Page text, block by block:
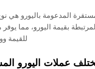
المدعومة باليورو هي
بقيمة اليورو، مما
للقيمة
عملات اليورو